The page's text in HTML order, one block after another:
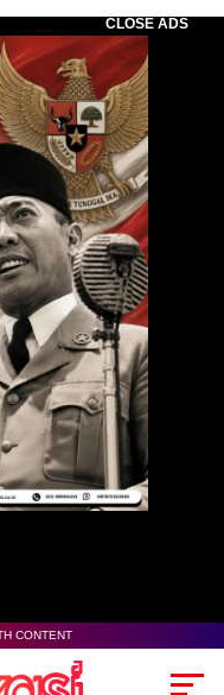
CLOSE ADS
CONTENT